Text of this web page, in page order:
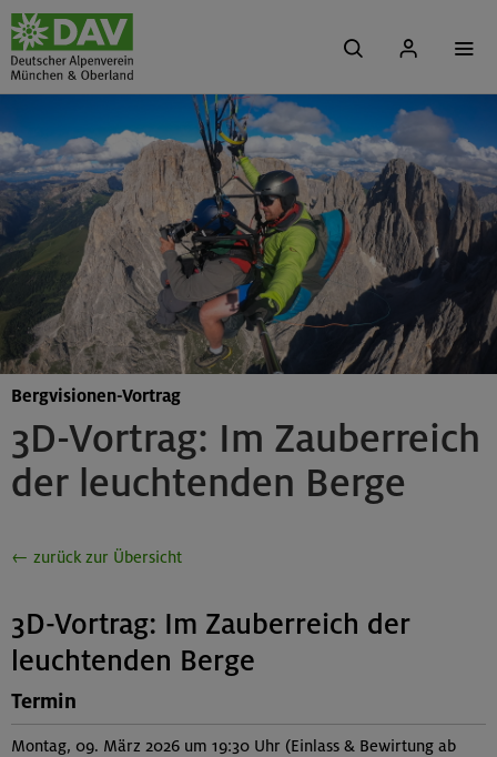
3D-Vortrag: Im Zauberreich
der leuchtenden Berge
Bergvisionen-Vortrag
← zurück zur Übersicht
3D-Vortrag: Im Zauberreich der
leuchtenden Berge
Termin
Montag, 09. März 2026 um 19:30 Uhr (Einlass & Bewirtung ab